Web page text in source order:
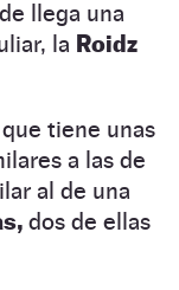
llega una
la Roidz
tiene unas
a las de
al de una
dos de ellas